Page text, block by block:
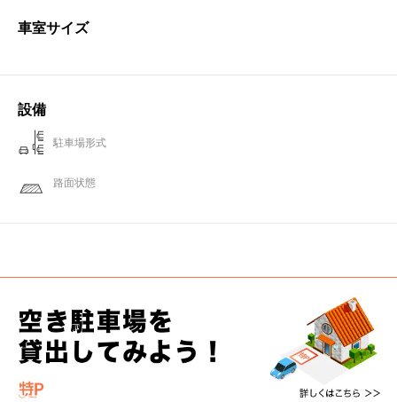
車室サイズ
設備
駐車場形式
路面状態